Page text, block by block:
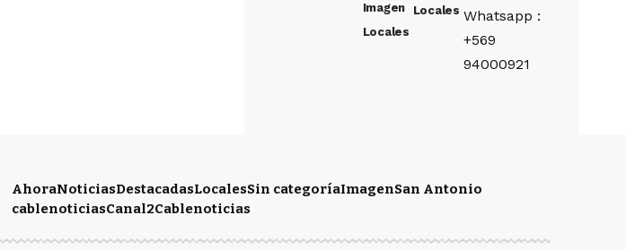
Imagen
Locales
Locales Whatsapp :
+569
94000921
AhoraNoticiasDestacadasLocalesSin categoríaImagenSan Antonio
cablenoticiasCanal2Cablenoticias